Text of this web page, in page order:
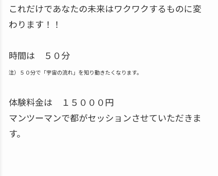
これだけであなたの未来はワクワクするものに変
わります！！
時間は ５０分
注）５０分で「宇宙の流れ」を知り動きたくなります。
体験料金は １５０００円
マンツーマンで都がセッションさせていただきま
す。